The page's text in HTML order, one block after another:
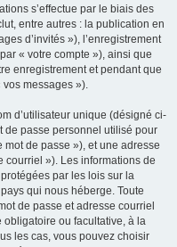
s’effectue par le biais des
entre autres : la publication en
d’invités »), l’enregistrement
« votre compte »), ainsi que
enregistrement et pendant que
messages »).
d’utilisateur unique (désigné ci-
de passe personnel utilisé pour
de passe »), et une adresse
»). Les informations de
par les lois sur la
qui nous héberge. Toute
de passe et adresse courriel
obligatoire ou facultative, à la
les cas, vous pouvez choisir